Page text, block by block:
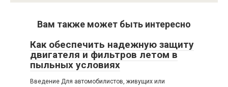
Вам также может быть интересно
Как обеспечить надежную защиту
двигателя и фильтров летом в
пыльных условиях
Введение Для автомобилистов, живущих или